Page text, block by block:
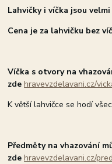
Lahvičky i víčka jsou
Cena je za lahvičku bez
Víčka s otvory na
zdehravevzdelavani.cz/
K větší lahvičce se hodí
Předměty na vhazování
zdehravevzdelavani.cz/